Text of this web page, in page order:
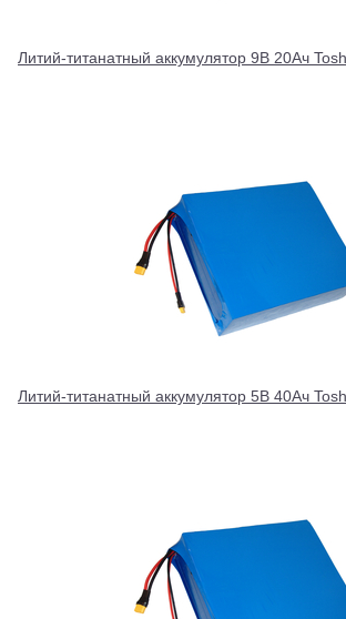
Литий-титанатный аккумулятор 9В 20Ач
Литий-титанатный аккумулятор 5В 40Ач